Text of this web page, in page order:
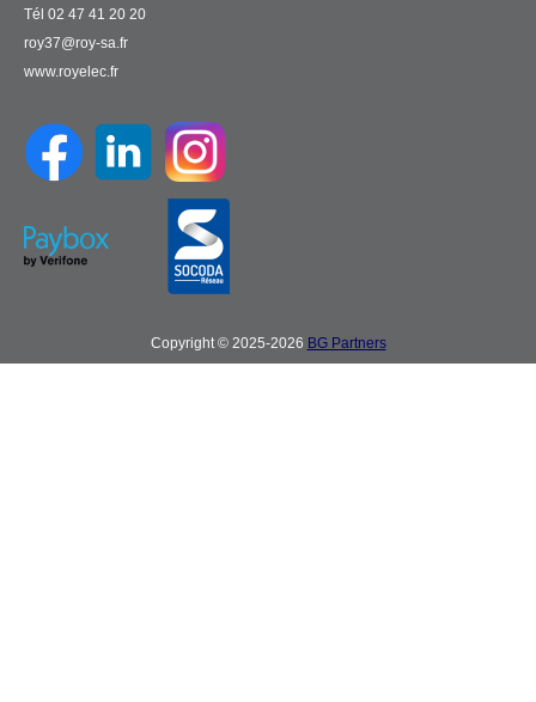
Tél 02 47 41 20 20
roy37@roy-sa.fr
www.royelec.fr
Copyright © 2025-2026 BG Partners